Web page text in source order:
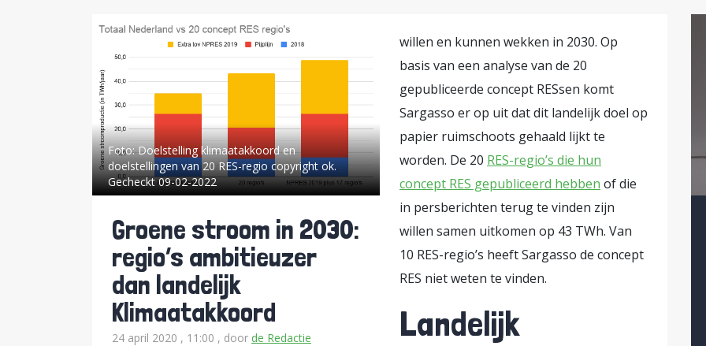
Foto:Doelstelling klimaatakkoord en
doelstellingen van 20 RES-regio copyright ok.
Gecheckt 09-02-2022
Groene stroom in 2030:
regio’s ambitieuzer
dan landelijk
Klimaatakkoord
24 april 2020 , 11:00 , door de Redactie
willen en kunnen wekken in 2030. Op
basis van een analyse van de 20
gepubliceerde concept RESsen komt
Sargasso er op uit dat dit landelijk doel op
papier ruimschoots gehaald lijkt te
worden. De 20 RES-regio’s die hun
concept RES gepubliceerd hebben of die
in persberichten terug te vinden zijn
willen samen uitkomen op 43 TWh. Van
10 RES-regio’s heeft Sargasso de concept
RES niet weten te vinden.
Landelijk